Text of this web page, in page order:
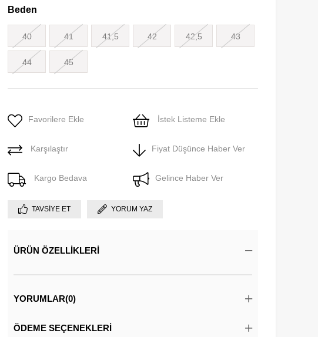
Beden
40 41 41,5 42 42,5 43
44 45
Favorilere Ekle İstek Listeme Ekle
Karşılaştır Fiyat Düşünce Haber Ver
Kargo Bedava Gelince Haber Ver
TAVSIYE ET YORUM YAZ
ÜRÜN ÖZELLIKLERI
YORUMLAR(0)
ÖDEME SEÇENEKLERI